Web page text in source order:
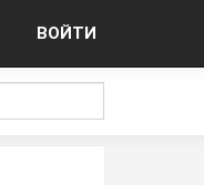
ВОЙТИ